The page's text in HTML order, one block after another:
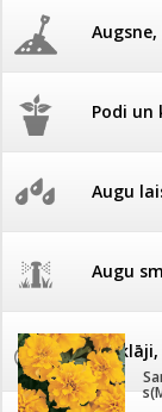
Podi un
Augu
Augu
Pārklāji,
Darba laiks
Ūdens
Pievienojies
Tomātu sēklu
Tomātu diena
Kārtot pēc
Dzeltens
Balts
51-250
Kultūra